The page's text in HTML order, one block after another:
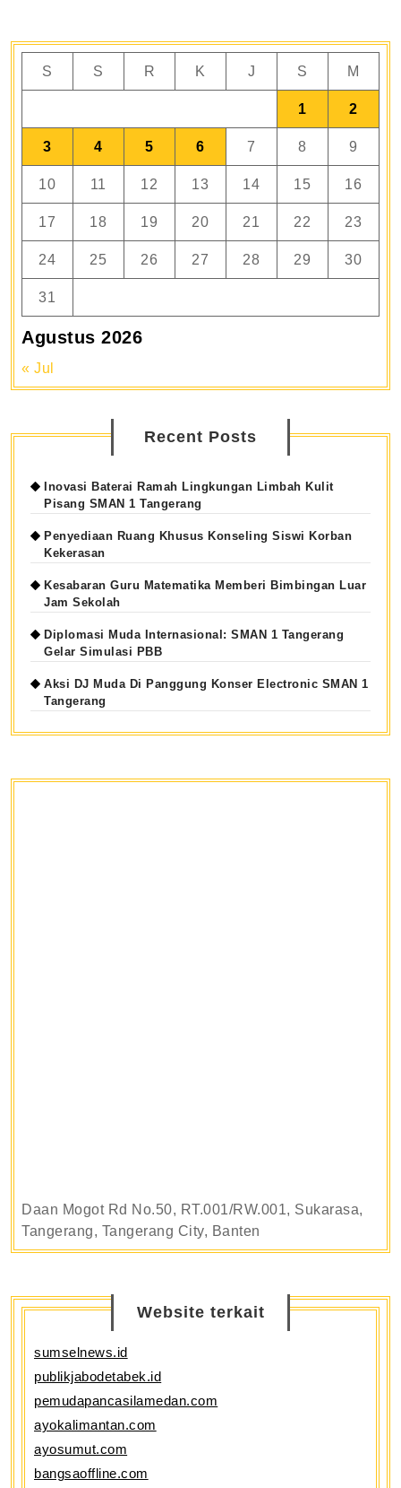
Agustus 2026
S S R K J S M
1 2
3 4 5 6 7 8 9
10 11 12 13 14 15 16
17 18 19 20 21 22 23
24 25 26 27 28 29 30
31
« Jul
Recent Posts
Inovasi Baterai Ramah Lingkungan Limbah Kulit
Pisang SMAN 1 Tangerang
Penyediaan Ruang Khusus Konseling Siswi Korban
Kekerasan
Kesabaran Guru Matematika Memberi Bimbingan Luar
Jam Sekolah
Diplomasi Muda Internasional: SMAN 1 Tangerang
Gelar Simulasi PBB
Aksi DJ Muda Di Panggung Konser Electronic SMAN 1
Tangerang
Daan Mogot Rd No.50, RT.001/RW.001, Sukarasa,
Tangerang, Tangerang City, Banten
Website terkait
sumselnews.id
publikjabodetabek.id
pemudapancasilamedan.com
ayokalimantan.com
ayosumut.com
bangsaoffline.com